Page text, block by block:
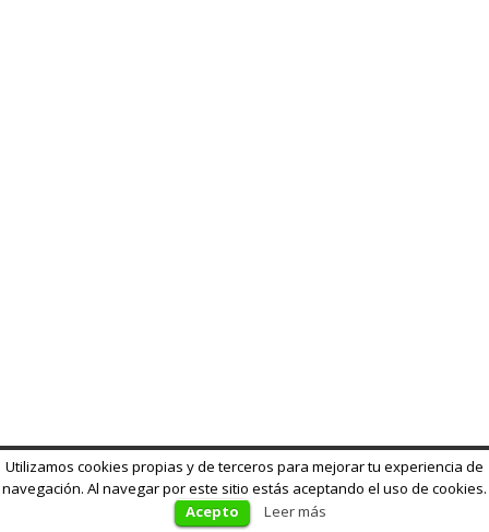
Utilizamos cookies propias y de terceros para mejorar tu experiencia de
navegación. Al navegar por este sitio estás aceptando el uso de cookies.
Acepto
Leer más